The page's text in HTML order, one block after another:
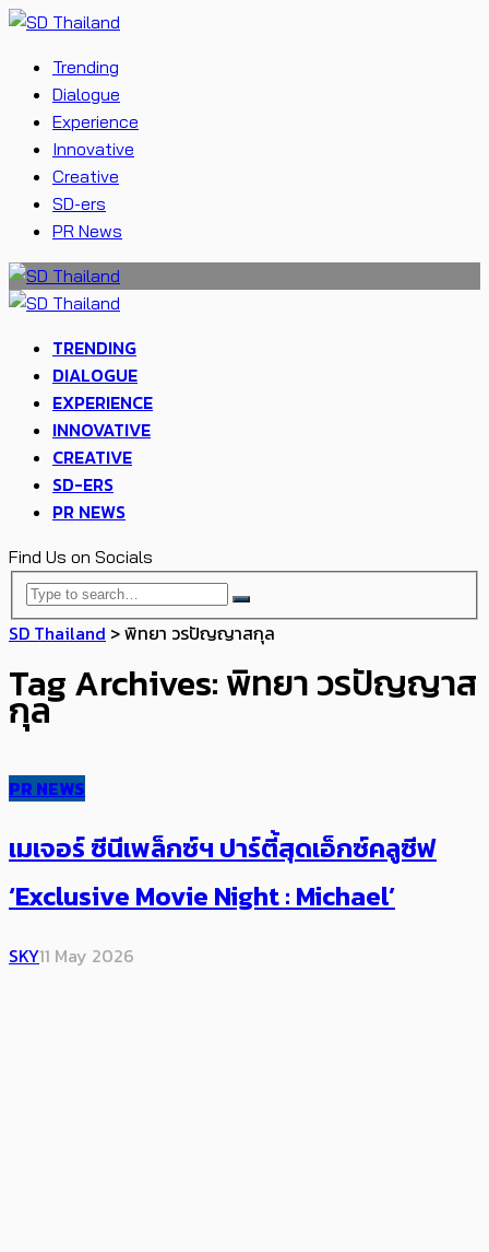
Trending
Dialogue
Experience
Innovative
Creative
SD-ers
PR News
TRENDING
DIALOGUE
EXPERIENCE
INNOVATIVE
CREATIVE
SD-ERS
PR NEWS
Find Us on Socials
SD Thailand >พิทยา วรปัญญาสกุล
Tag Archives: พิทยา วรปัญญาส
กุล
PR NEWS
เมเจอร์ ซีนีเพล็กซ์ฯ ปาร์ตี้สุดเอ็กซ์คลูซีฟ
‘Exclusive Movie Night : Michael’
SKY11 May 2026